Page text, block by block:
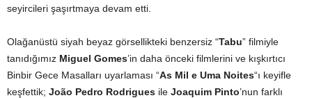
seyircileri şaşırtmaya devam etti.
Olağanüstü siyah beyaz görsellikteki benzersiz “Tabu” filmiyle
tanıdığımız Miguel Gomes’in daha önceki filmlerini ve kışkırtıcı
Binbir Gece Masalları uyarlaması “As Mil e Uma Noites“ı keyifle
keşfettik; João Pedro Rodrigues ile Joaquim Pinto’nun farklı